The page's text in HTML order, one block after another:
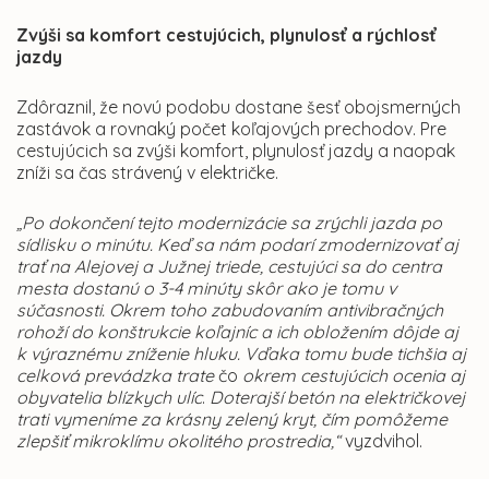
Zvýši sa komfort cestujúcich, plynulosť a rýchlosť
jazdy
Zdôraznil, že novú podobu dostane šesť obojsmerných
zastávok a rovnaký počet koľajových prechodov. Pre
cestujúcich sa zvýši komfort, plynulosť jazdy a naopak
zníži sa čas strávený v električke.
„Po dokončení tejto modernizácie sa zrýchli jazda po
sídlisku o minútu. Keď sa nám podarí zmodernizovať aj
trať na Alejovej a Južnej triede, cestujúci sa do centra
mesta dostanú o 3-4 minúty skôr ako je tomu v
súčasnosti. Okrem toho zabudovaním antivibračných
rohoží do konštrukcie koľajníc a ich obložením dôjde aj
k výraznému zníženie hluku. Vďaka tomu bude tichšia aj
celková prevádzka tratečo okrem cestujúcich ocenia aj
obyvatelia blízkych ulíc. Doterajší betón na električkovej
trati vymeníme za krásny zelený kryt, čím pomôžeme
zlepšiť mikroklímu okolitého prostredia,“vyzdvihol.